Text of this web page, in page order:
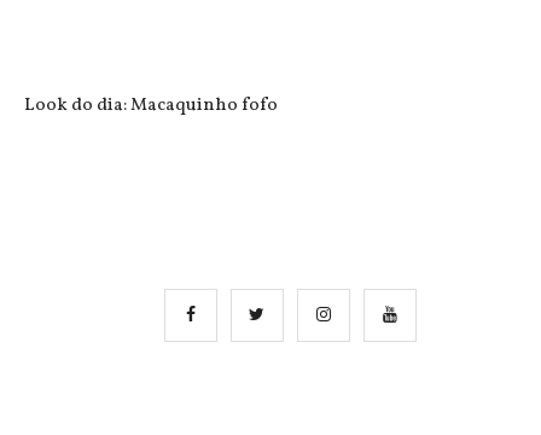
Look do dia: Macaquinho fofo